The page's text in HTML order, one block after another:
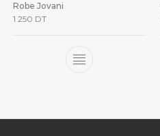
Robe Jovani
1 250 DT